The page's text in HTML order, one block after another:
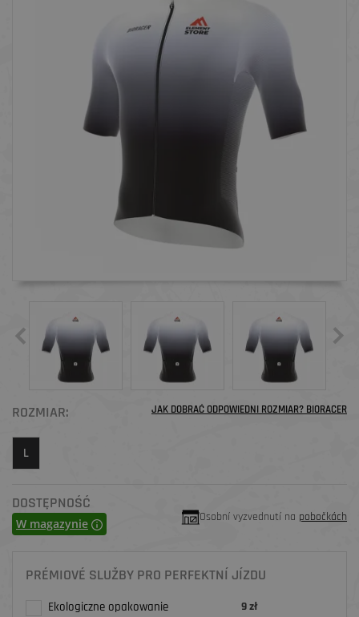
ROZMIAR: JAK DOBRAĆ ODPOWIEDNI ROZMIAR? BIORACER
L
DOSTĘPNOŚĆ
W magazynie Osobní vyzvednutí na pobočkách
PRÉMIOVÉ SLUŽBY PRO PERFEKTNÍ JÍZDU
Ekologiczne opakowanie 9 zł